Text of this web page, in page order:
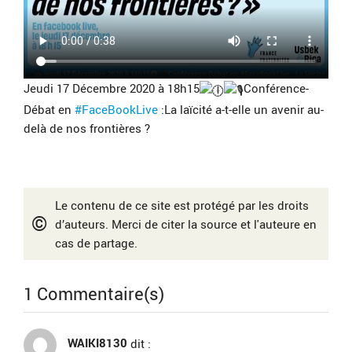
Jeudi 17 Décembre 2020 à 18h15
Conférence-
Débat en #FaceBookLive :La laïcité a-t-elle un avenir au-
delà de nos frontières ?
©
Le contenu de ce site est protégé par les droits
d’auteurs. Merci de citer la source et l'auteure en
cas de partage.
1 Commentaire(s)
WAIKI8130 dit :